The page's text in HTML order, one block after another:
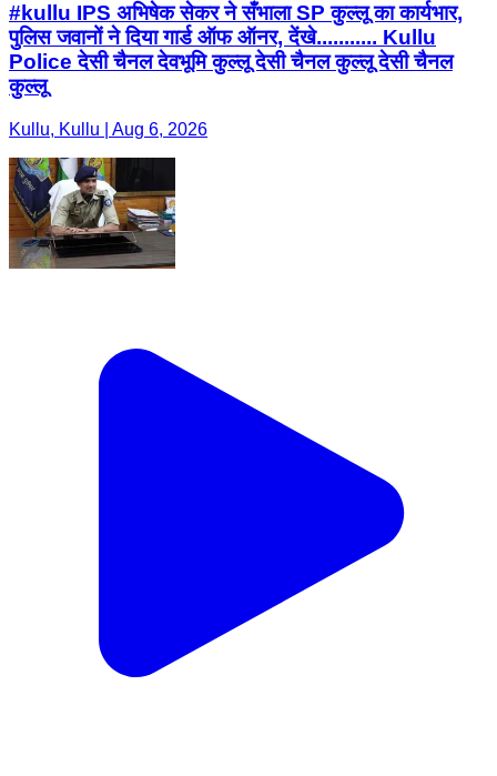
#kullu IPS अभिषेक सेकर ने सँभाला SP कुल्लू का कार्यभार,
पुलिस जवानों ने दिया गार्ड ऑफ ऑनर, देंखे........... Kullu
Police देसी चैनल देवभूमि कुल्लू देसी चैनल कुल्लू देसी चैनल
कुल्लू
Kullu, Kullu | Aug 6, 2026